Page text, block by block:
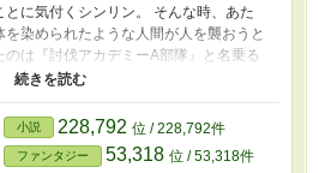
に気付くシンリン。 そんな時、あた
染められたような人間が人を襲おうと
のは『討伐アカデミーA部隊』と名乗る
3人は1体だけ取り逃してしまう。そん
力を見た3人は自分達が所属する『討伐
強制的に連行する。わけのわからないシ
で言われた言葉は意外なものだっ
小説 228,792 位 / 228,792件
ファンタジー 53,318 位 / 53,318件